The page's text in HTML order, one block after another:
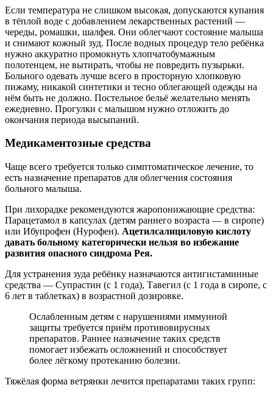
Если температура не слишком высокая, допускаются купания
в тёплой воде с добавлением лекарственных растений —
череды, ромашки, шалфея. Они облегчают состояние малыша
и снимают кожный зуд. После водных процедур тело ребёнка
нужно аккуратно промокнуть хлопчатобумажным
полотенцем, не вытирать, чтобы не повредить пузырьки.
Больного одевать лучше всего в просторную хлопковую
пижаму, никакой синтетики и тесно облегающей одежды на
нём быть не должно. Постельное бельё желательно менять
ежедневно. Прогулки с малышом нужно отложить до
окончания периода высыпаний.
Медикаментозные средства
Чаще всего требуется только симптоматическое лечение, то
есть назначение препаратов для облегчения состояния
больного малыша.
При лихорадке рекомендуются жаропонижающие средства:
Парацетамол в капсулах (детям раннего возраста — в сиропе)
или Ибупрофен (Нурофен). Ацетилсалициловую кислоту
давать больному категорически нельзя во избежание
развития опасного синдрома Рея.
Для устранения зуда ребёнку назначаются антигистаминные
средства — Супрастин (с 1 года), Тавегил (с 1 года в сиропе, с
6 лет в таблетках) в возрастной дозировке.
Ослабленным детям с нарушениями иммунной
защиты требуется приём противовирусных
препаратов. Раннее назначение таких средств
помогает избежать осложнений и способствует
более лёгкому протеканию болезни.
Тяжёлая форма ветрянки лечится препаратами таких групп: